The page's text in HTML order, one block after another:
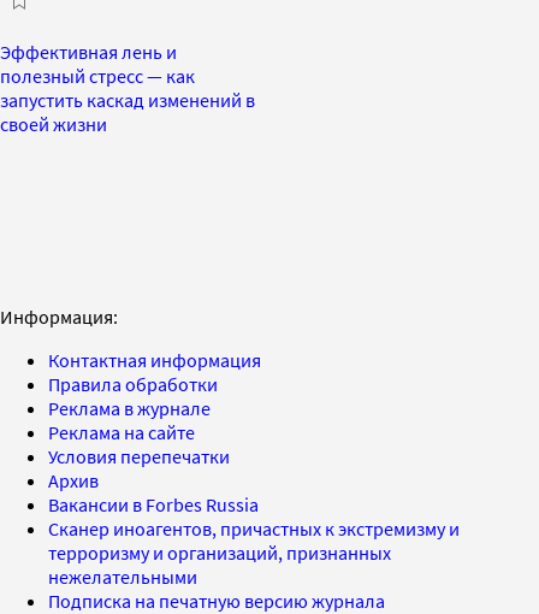
Эффективная лень и
полезный стресс — как
запустить каскад изменений в
своей жизни
Информация:
Контактная информация
Правила обработки
Реклама в журнале
Реклама на сайте
Условия перепечатки
Архив
Вакансии в Forbes Russia
Сканер иноагентов, причастных к экстремизму и
терроризму и организаций, признанных
нежелательными
Подписка на печатную версию журнала